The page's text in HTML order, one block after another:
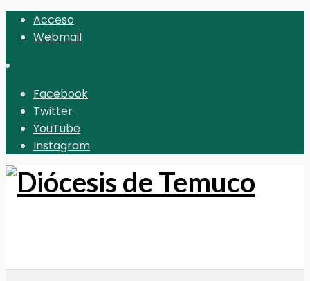
Acceso
Webmail
Facebook
Twitter
YouTube
Instagram